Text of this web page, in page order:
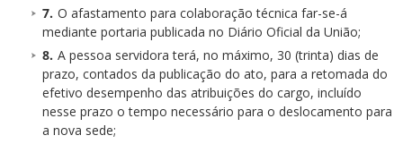
O afastamento para colaboração técnica far-se-á
mediante portaria publicada no Diário Oficial da União;
A pessoa servidora terá, no máximo, 30 (trinta) dias de
prazo, contados da publicação do ato, para a retomada do
efetivo desempenho das atribuições do cargo, incluído
nesse prazo o tempo necessário para o deslocamento para
a nova sede;